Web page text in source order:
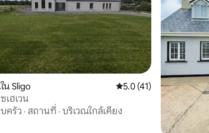
ก 5, 521 รีวิว
น Sligo คะแนนเฉลี่ย 5.0 จาก 5,
5.0 (41)
เฮเวน
ครัว · สถานที่ · บริเวณใกล้เคียง